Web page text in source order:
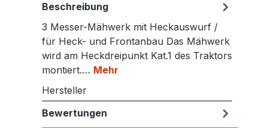
Beschreibung
3 Messer-Mähwerk mit Heckauswurf /
für Heck- und Frontanbau Das Mähwerk
wird am Heckdreipunkt Kat.1 des Traktors
montiert.… Mehr
Hersteller
Bewertungen